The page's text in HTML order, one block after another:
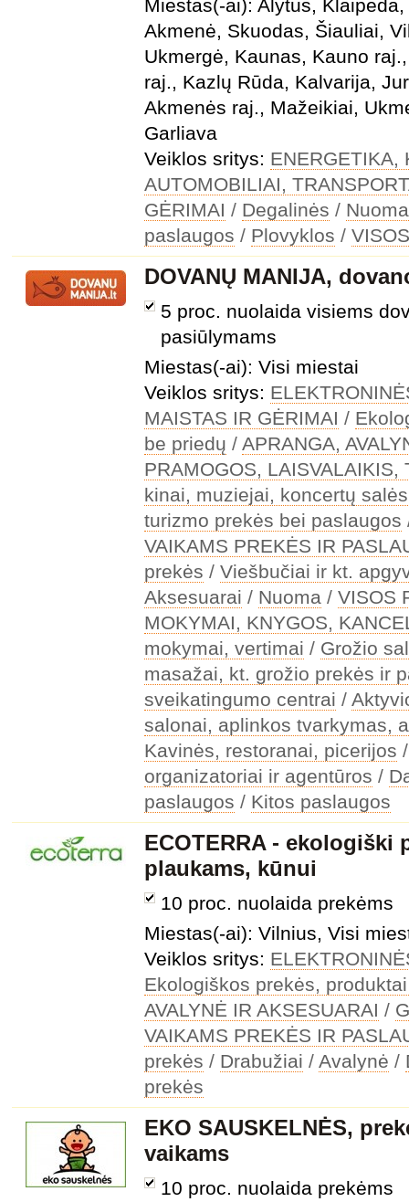
Miestas(-ai): Alytus,
Akmenė, Skuodas, Šiauliai,
Ukmergė, Kaunas, Kauno
raj., Kazlų Rūda, Kalvarija,
Akmenės raj., Mažeikiai,
Garliava
Veiklos sritys: ENERGETIKA,
AUTOMOBILIAI,
GĖRIMAI / Degalinės /
paslaugos / Plovyklos /
DOVANŲ MANIJA,
5 proc. nuolaida visiems
pasiūlymams
Miestas(-ai): Visi miestai
Veiklos sritys:
MAISTAS IR GĖRIMAI /
be priedų / APRANGA,
PRAMOGOS, LAISVALAIKIS,
kinai, muziejai, koncertų salės
turizmo prekės bei paslaugos
VAIKAMS PREKĖS IR
prekės / Viešbučiai ir kt.
Aksesuarai / Nuoma / VISOS
MOKYMAI, KNYGOS,
mokymai, vertimai / Grožio
masažai, kt. grožio prekės ir
sveikatingumo centrai /
salonai, aplinkos tvarkymas,
Kavinės, restoranai, picerijos
organizatoriai ir agentūros /
paslaugos / Kitos paslaugos
ECOTERRA - ekologiški
plaukams, kūnui
10 proc. nuolaida prekėms
Miestas(-ai): Vilnius, Visi
Veiklos sritys:
Ekologiškos prekės,
AVALYNĖ IR AKSESUARAI /
VAIKAMS PREKĖS IR
prekės / Drabužiai / Avalynė /
prekės
EKO SAUSKELNĖS,
vaikams
10 proc. nuolaida prekėms